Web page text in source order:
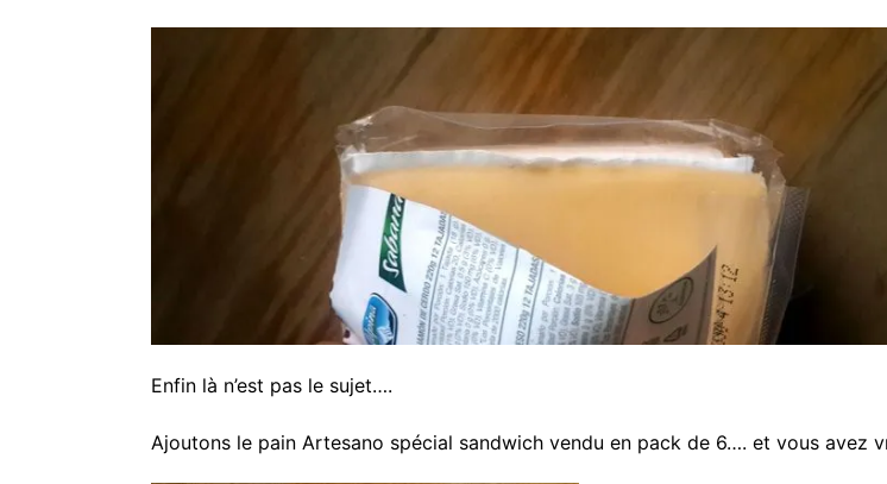
Enfin là n’est pas le sujet….
Ajoutons le pain Artesano spécial sandwich vendu en pack de 6…. et vous avez